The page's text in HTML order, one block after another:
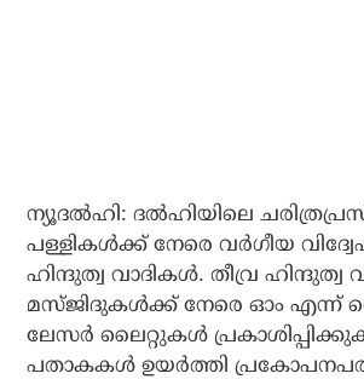
ന്യൂദൽഹി: ദൽഹിയിലെ
പള്ളികൾക്ക് നേരെ വർഗീയ
ഹിന്ദുത്വ വാദികൾ. തീവ്ര ഹിന്ദുത്വ
മസ്ജിദുകൾക്ക് നേരെ ഓം എന്ന്
ലേസർ ലൈറ്റുകൾ
പതാകകൾ ഉയർത്തി